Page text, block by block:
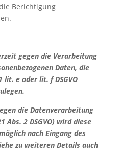
Berichtigung
gegen die Verarbeitung
Daten, die
lit. e oder lit. f DSGVO
die Datenverarbeitung
Abs. 2 DSGVO) wird diese
nach Eingang des
zu weiteren Details auch